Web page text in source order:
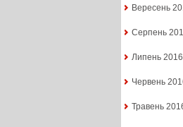
Вересень
Серпень
Липень 2016
Червень
Травень